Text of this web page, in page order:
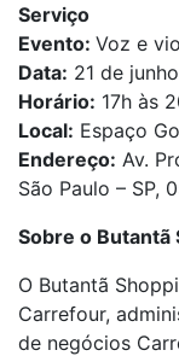
Serviço
Evento: Voz e
Data: 21 de junho
Horário: 17h às
Local: Espaço
Endereço: Av.
São Paulo – SP,
Sobre o Butantã
O Butantã
Carrefour,
de negócios